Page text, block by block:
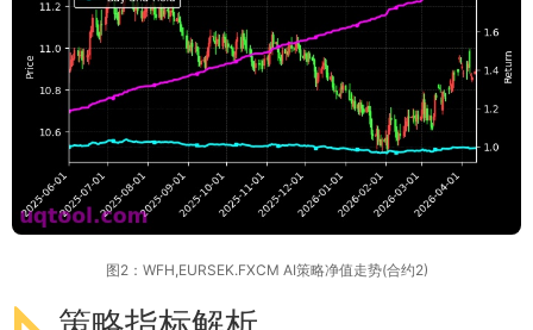
图2：WFH,EURSEK.FXCM AI策略净值走势(合约2)